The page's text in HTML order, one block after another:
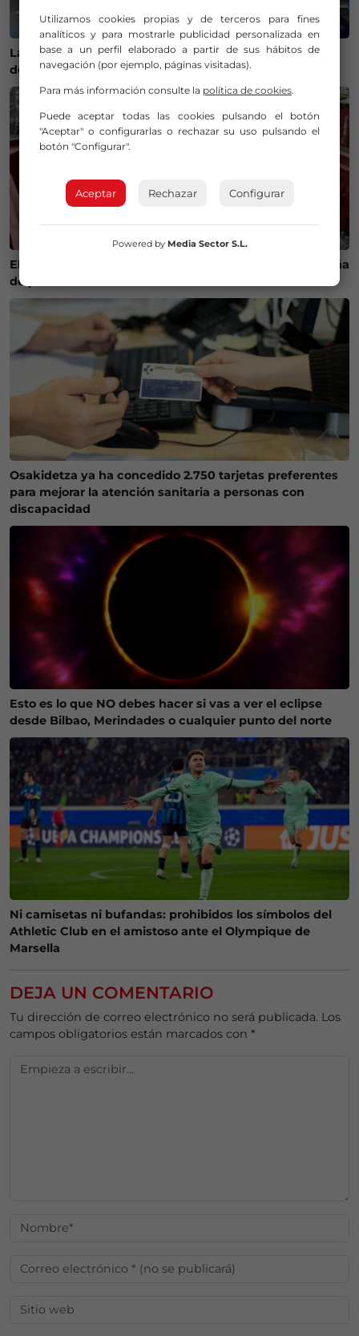
La Policía Municipal de Bilbao intensifica los controles
de alcohol y drogas para evitar accidentes
El calor cambia la ruta del bonito y complica la campaña
de pesca en Euskadi
Osakidetza ya ha concedido 2.750 tarjetas preferentes
para mejorar la atención sanitaria a personas con
discapacidad
Esto es lo que NO debes hacer si vas a ver el eclipse
desde Bilbao, Merindades o cualquier punto del norte
Ni camisetas ni bufandas: prohibidos los símbolos del
Athletic Club en el amistoso ante el Olympique de
Marsella
DEJA UN COMENTARIO
Tu dirección de correo electrónico no será publicada. Los
campos obligatorios están marcados con *
Utilizamos cookies propias y de terceros para fines
analíticos y para mostrarle publicidad personalizada en
base a un perfil elaborado a partir de sus hábitos de
navegación (por ejemplo, páginas visitadas).
Para más información consulte la política de cookies.
Puede aceptar todas las cookies pulsando el botón
"Aceptar" o configurarlas o rechazar su uso pulsando el
botón "Configurar".
Aceptar Rechazar Configurar
Powered by Media Sector S.L.